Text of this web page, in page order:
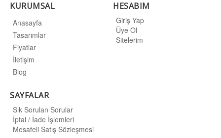
KURUMSAL
Anasayfa
Tasarımlar
Fiyatlar
İletişim
Blog
HESABIM
Giriş Yap
Üye Ol
Sitelerim
SAYFALAR
Sık Sorulan Sorular
İptal / İade İşlemleri
Mesafeli Satış Sözleşmesi